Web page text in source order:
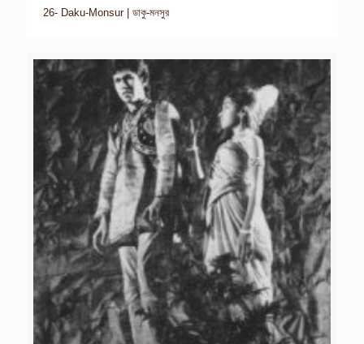
26- Daku-Monsur | ডাকু-মনসুর